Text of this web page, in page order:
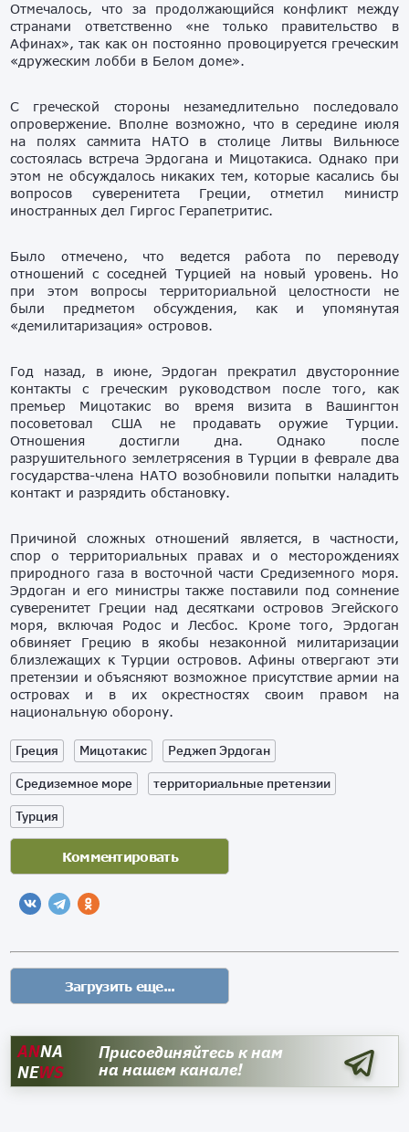
Отмечалось, что за продолжающийся конфликт между
странами ответственно «не только правительство в
Афинах», так как он постоянно провоцируется греческим
«дружеским лобби в Белом доме».
С греческой стороны незамедлительно последовало
опровержение. Вполне возможно, что в середине июля
на полях саммита НАТО в столице Литвы Вильнюсе
состоялась встреча Эрдогана и Мицотакиса. Однако при
этом не обсуждалось никаких тем, которые касались бы
вопросов суверенитета Греции, отметил министр
иностранных дел Гиргос Герапетритис.
Было отмечено, что ведется работа по переводу
отношений с соседней Турцией на новый уровень. Но
при этом вопросы территориальной целостности не
были предметом обсуждения, как и упомянутая
«демилитаризация» островов.
Год назад, в июне, Эрдоган прекратил двусторонние
контакты с греческим руководством после того, как
премьер Мицотакис во время визита в Вашингтон
посоветовал США не продавать оружие Турции.
Отношения достигли дна. Однако после
разрушительного землетрясения в Турции в феврале два
государства-члена НАТО возобновили попытки наладить
контакт и разрядить обстановку.
Причиной сложных отношений является, в частности,
спор о территориальных правах и о месторождениях
природного газа в восточной части Средиземного моря.
Эрдоган и его министры также поставили под сомнение
суверенитет Греции над десятками островов Эгейского
моря, включая Родос и Лесбос. Кроме того, Эрдоган
обвиняет Грецию в якобы незаконной милитаризации
близлежащих к Турции островов. Афины отвергают эти
претензии и объясняют возможное присутствие армии на
островах и в их окрестностях своим правом на
национальную оборону.
Греция Мицотакис
Реджеп Эрдоган
Средиземное море
территориальные претензии
Турция
ANNA
NEWS
Присоединяйтесь к нам
на нашем канале!